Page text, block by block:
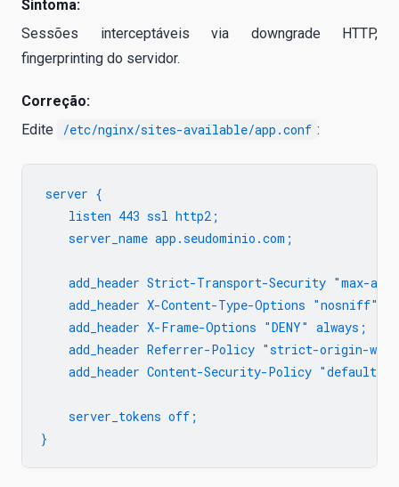
Sintoma:
Sessões interceptáveis via downgrade HTTP,
fingerprinting do servidor.
Correção:
Edite
/etc/nginx/sites-available/app.conf :
server {
    listen 443 ssl http2;
    server_name app.seudominio.com;
add_header Strict-Transport-Security "max-
add_header X-Content-Type-Options "nosniff"
    add_header X-Frame-Options "DENY" always;
add_header Referrer-Policy "strict-origin-
add_header Content-Security-Policy
    server_tokens off;